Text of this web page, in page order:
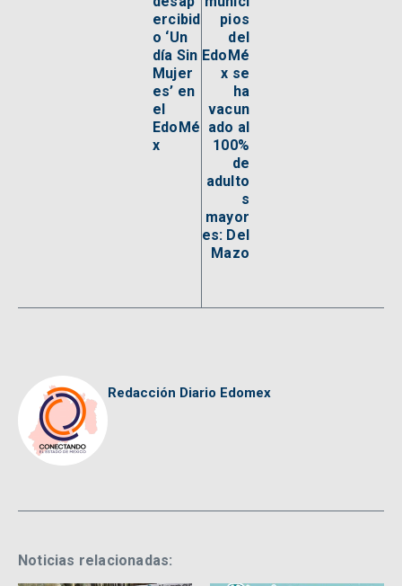
ercibid
o ‘Un
día Sin
Mujer
es’ en
el
EdoMé
x
pios
del
EdoMé
x se
ha
vacun
ado al
100%
de
adulto
s
mayor
es: Del
Mazo
Redacción Diario Edomex
Noticias relacionadas: